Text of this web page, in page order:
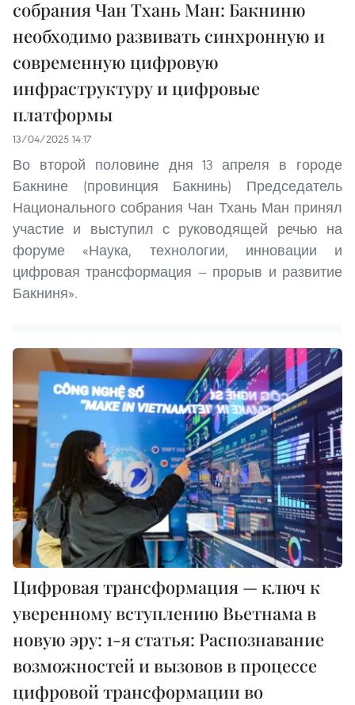
собрания Чан Тхань Ман: Бакниню
необходимо развивать синхронную и
современную цифровую
инфраструктуру и цифровые
платформы
13/04/2025 14:17
Во второй половине дня 13 апреля в городе
Бакнине (провинция Бакнинь) Председатель
Национального собрания Чан Тхань Ман принял
участие и выступил с руководящей речью на
форуме «Наука, технологии, инновации и
цифровая трансформация — прорыв и развитие
Бакниня».
Цифровая трансформация — ключ к
уверенному вступлению Вьетнама в
новую эру: 1-я статья: Распознавание
возможностей и вызовов в процессе
цифровой трансформации во